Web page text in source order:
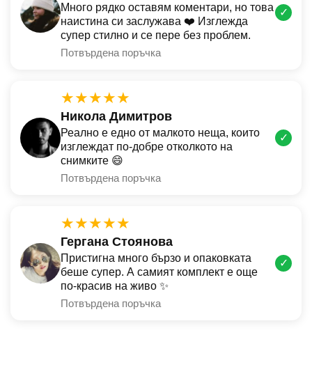
Много рядко оставям коментари, но това
наистина си заслужава ❤️ Изглежда
супер стилно и се пере без проблем.
Потвърдена поръчка
✓
★★★★★
Никола Димитров
Реално е едно от малкото неща, които
изглеждат по-добре отколкото на
снимките 😄
Потвърдена поръчка
✓
★★★★★
Гергана Стоянова
Пристигна много бързо и опаковката
беше супер. А самият комплект е още
по-красив на живо ✨
Потвърдена поръчка
✓